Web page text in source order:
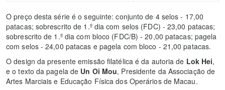
O preço desta série é o seguinte: conjunto de 4 selos - 17,00
patacas; sobrescrito de 1.º dia com selos (FDC) - 23,00 patacas;
sobrescrito de 1.º dia com bloco (FDC/B) - 20,00 patacas; pagela
com selos - 24,00 patacas e pagela com bloco - 21,00 patacas.
O design da presente emissão filatélica é da autoria de Lok Hei,
e o texto da pagela de Un Oi Mou, Presidente da Associação de
Artes Marciais e Educação Física dos Operários de Macau.